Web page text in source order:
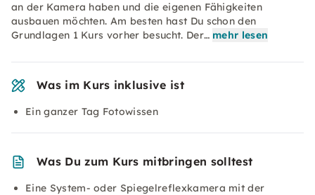
an der Kamera haben und die eigenen Fähigkeiten
ausbauen möchten. Am besten hast Du schon den
Grundlagen 1 Kurs vorher besucht. Der… mehr lesen
Was im Kurs inklusive ist
Ein ganzer Tag Fotowissen
Was Du zum Kurs mitbringen solltest
Eine System- oder Spiegelreflexkamera mit der